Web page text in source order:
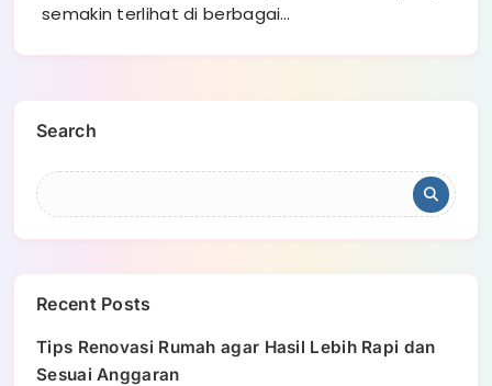
semakin terlihat di berbagai…
Search
Recent Posts
Tips Renovasi Rumah agar Hasil Lebih Rapi dan
Sesuai Anggaran